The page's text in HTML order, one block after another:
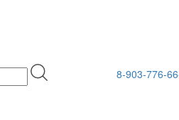
8-903-776-